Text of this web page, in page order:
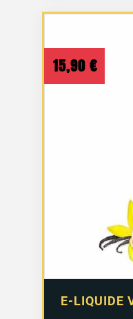
E-LIQUIDE
15,90€